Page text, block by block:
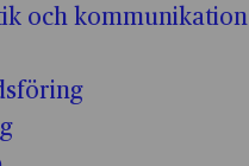
och kommunikation